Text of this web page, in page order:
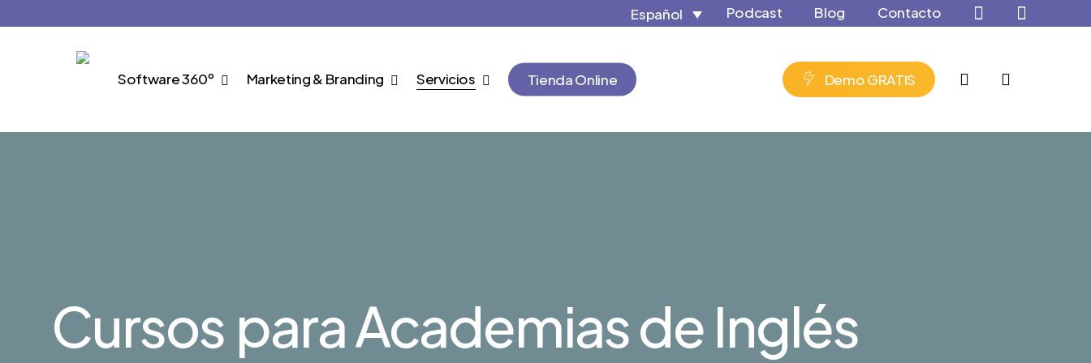
Español Podcast Blog Contacto
Software 360º Marketing & Branding Servicios Tienda Online DemoGRATIS account
Cursos para Academias de Inglés